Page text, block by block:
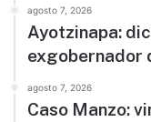
agosto 7, 2026
Ayotzinapa:
exgobernador
agosto 7, 2026
Caso Manzo: